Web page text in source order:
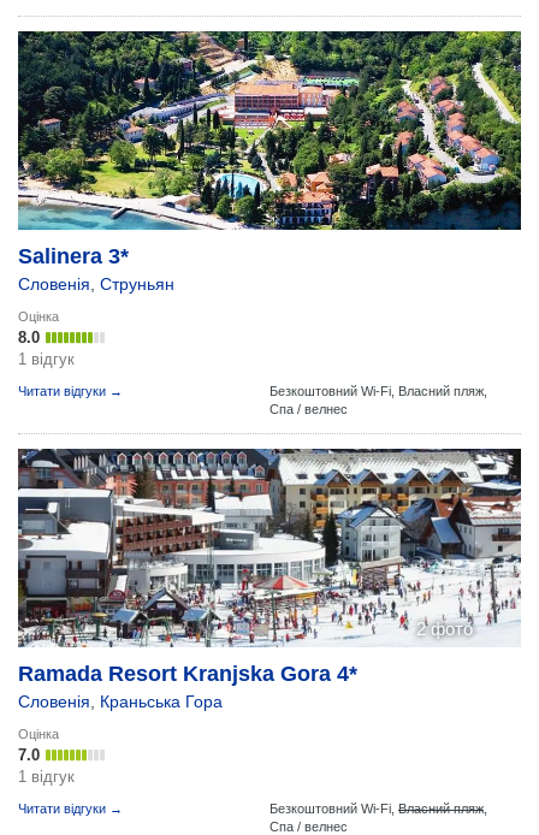
Salinera 3*
Словенія Струньян
Оцінка
8.0
1 відгук
Читати відгуки → Безкоштовний Wi-Fi, Власний пляж,
Спа / велнес
2 фото
Ramada Resort Kranjska Gora 4*
Словенія Краньська Гора
Оцінка
7.0
1 відгук
Читати відгуки → Безкоштовний Wi-Fi, Власний пляж
Спа / велнес